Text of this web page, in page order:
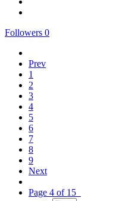
Followers 0
Prev
1
2
3
4
5
6
7
8
9
Next
Page 4 of 15